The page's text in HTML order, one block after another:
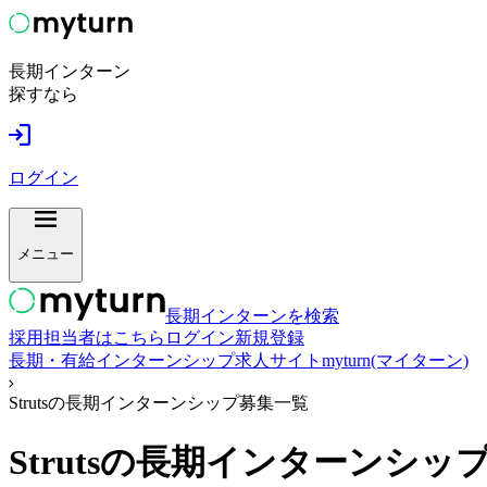
長期インターン
探すなら
ログイン
メニュー
長期インターンを検索
採用担当者はこちら ログイン新規登録
長期・有給インターンシップ求人サイトmyturn(マイターン)
Strutsの長期インターンシップ募集一覧
Strutsの長期インターンシッ